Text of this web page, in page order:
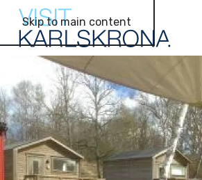
Skip to main content